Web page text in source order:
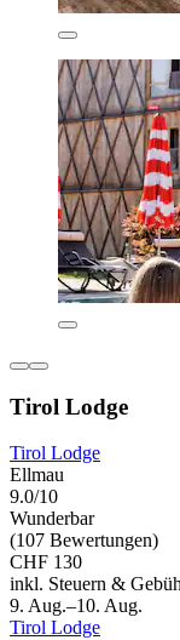
Tirol Lodge
Tirol Lodge
Ellmau
9.0/10
Wunderbar
(107 Bewertungen)
CHF 130
inkl. Steuern &
9. Aug.–10. Aug.
Tirol Lodge